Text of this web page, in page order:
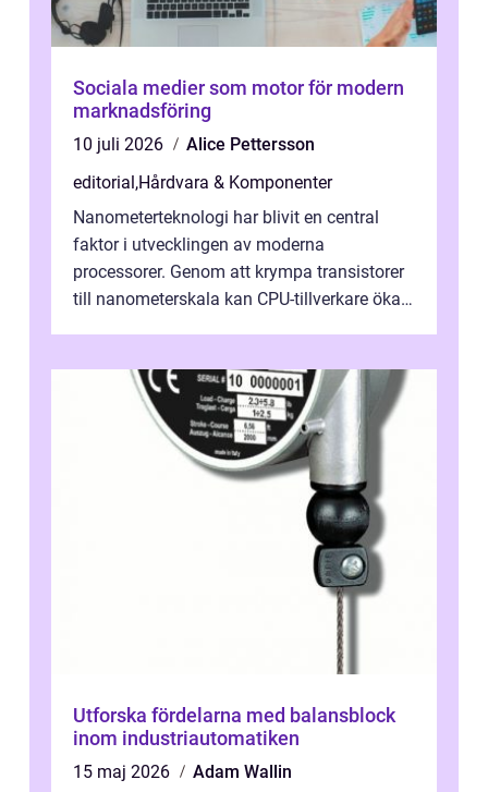
Sociala medier som motor för modern
marknadsföring
10 juli 2026
Alice Pettersson
editorial,Hårdvara & Komponenter
Nanometerteknologi har blivit en central
faktor i utvecklingen av moderna
processorer. Genom att krympa transistorer
till nanometerskala kan CPU-tillverkare öka
Utforska fördelarna med balansblock
inom industriautomatiken
15 maj 2026
Adam Wallin